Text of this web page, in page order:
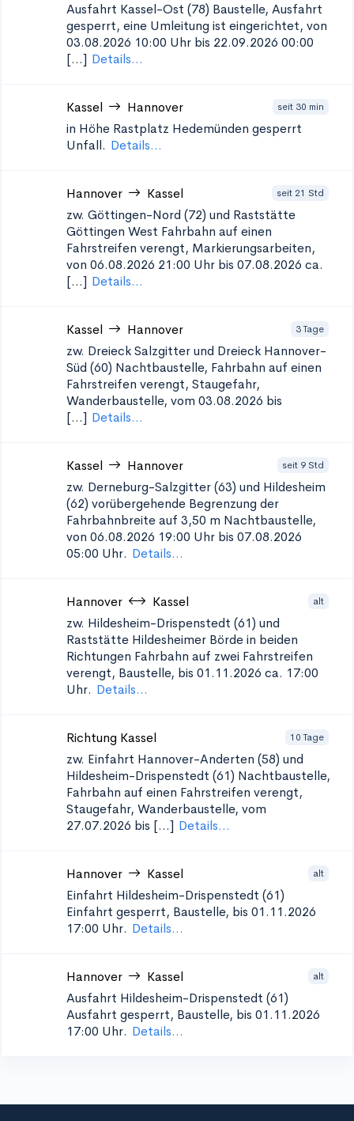
Ausfahrt Kassel-Ost (78) Baustelle, Ausfahrt
gesperrt, eine Umleitung ist eingerichtet, von
03.08.2026 10:00 Uhr bis 22.09.2026 00:00
[...] Details...
Kassel Hannover seit 30 min
in Höhe Rastplatz Hedemünden gesperrt
Unfall. Details...
Hannover Kassel seit 21 Std
zw. Göttingen-Nord (72) und Raststätte
Göttingen West Fahrbahn auf einen
Fahrstreifen verengt, Markierungsarbeiten,
von 06.08.2026 21:00 Uhr bis 07.08.2026 ca.
[...] Details...
Kassel Hannover 3 Tage
zw. Dreieck Salzgitter und Dreieck Hannover-
Süd (60) Nachtbaustelle, Fahrbahn auf einen
Fahrstreifen verengt, Staugefahr,
Wanderbaustelle, vom 03.08.2026 bis
[...] Details...
Kassel Hannover seit 9 Std
zw. Derneburg-Salzgitter (63) und Hildesheim
(62) vorübergehende Begrenzung der
Fahrbahnbreite auf 3,50 m Nachtbaustelle,
von 06.08.2026 19:00 Uhr bis 07.08.2026
05:00 Uhr. Details...
Hannover Kassel alt
zw. Hildesheim-Drispenstedt (61) und
Raststätte Hildesheimer Börde in beiden
Richtungen Fahrbahn auf zwei Fahrstreifen
verengt, Baustelle, bis 01.11.2026 ca. 17:00
Uhr. Details...
Richtung Kassel 10 Tage
zw. Einfahrt Hannover-Anderten (58) und
Hildesheim-Drispenstedt (61) Nachtbaustelle,
Fahrbahn auf einen Fahrstreifen verengt,
Staugefahr, Wanderbaustelle, vom
27.07.2026 bis [...] Details...
Hannover Kassel alt
Einfahrt Hildesheim-Drispenstedt (61)
Einfahrt gesperrt, Baustelle, bis 01.11.2026
17:00 Uhr. Details...
Hannover Kassel alt
Ausfahrt Hildesheim-Drispenstedt (61)
Ausfahrt gesperrt, Baustelle, bis 01.11.2026
17:00 Uhr. Details...